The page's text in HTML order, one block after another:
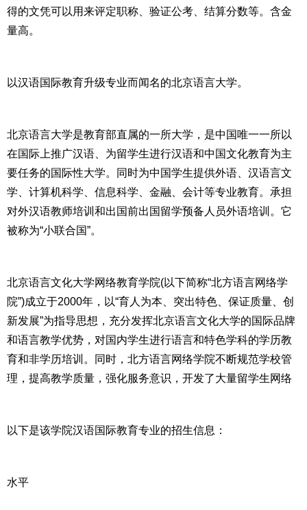
得的文凭可以用来评定职称、验证公考、结算分数等。含金
北京语言大学是教育部直属的一所大学，是中国唯一一所以
在国际上推广汉语、为留学生进行汉语和中国文化教育为主
要任务的国际性大学。同时为中国学生提供外语、汉语言文
学、计算机科学、信息科学、金融、会计等专业教育。承担
对外汉语教师培训和出国前出国留学预备人员外语培训。它
北京语言文化大学网络教育学院(以下简称“北方语言网络学
院”)成立于2000年，以“育人为本、突出特色、保证质量、创
新发展”为指导思想，充分发挥北京语言文化大学的国际品牌
和语言教学优势，对国内学生进行语言和特色学科的学历教
育和非学历培训。同时，北方语言网络学院不断规范学校管